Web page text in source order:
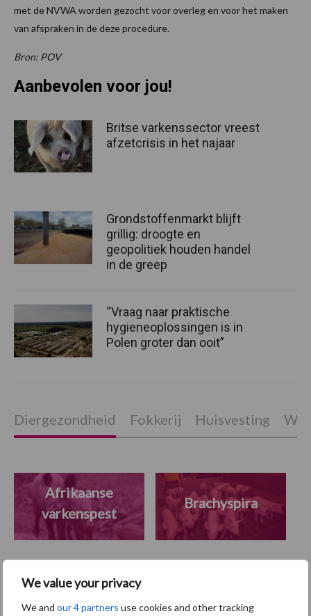
We value your privacy
We and our 4 partners use cookies and other tracking
met de NVWA worden gezocht voor overleg en voor het maken
van afspraken in de deze procedure.
Bron: POV
Aanbevolen voor jou!
Britse varkenssector vreest
afzetcrisis in het najaar
Grondstoffenmarkt blijft
grillig: droogte en
geopolitiek houden handel
in de greep
“Vraag naar praktische
hygieneoplossingen is in
Polen groter dan ooit”
Diergezondheid Fokkerij Huisvesting
Afrikaanse
varkenspest
Brachyspira
Toon meer